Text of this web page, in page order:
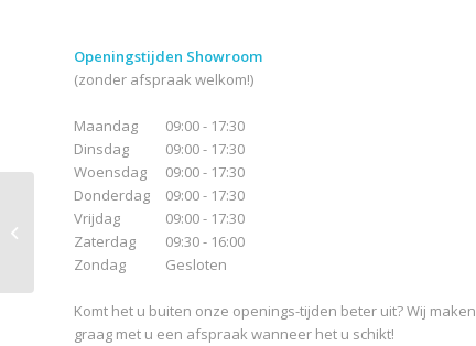
Openingstijden Showroom
(zonder afspraak welkom!)
Maandag
Dinsdag
Woensdag
Donderdag
Vrijdag
Zaterdag
Zondag
09:00 - 17:30
09:00 - 17:30
09:00 - 17:30
09:00 - 17:30
09:00 - 17:30
09:30 - 16:00
Gesloten
Komt het u buiten onze openings-tijden beter uit? Wij maken
graag met u een afspraak wanneer het u schikt!
Wandtegel Glans Wit
Gerectificeerd